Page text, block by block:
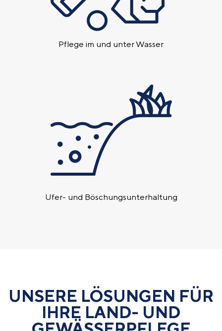
Pflege im und unter Wasser
Ufer- und Böschungs­unterhaltung
UNSERE LÖSUNGEN FÜR
IHRE LAND- UND